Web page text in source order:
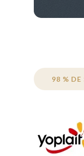
98 %